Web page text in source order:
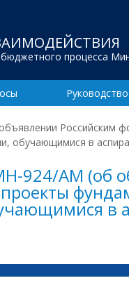
процесса
Российским
обучающимися в
924/АМ (об
в